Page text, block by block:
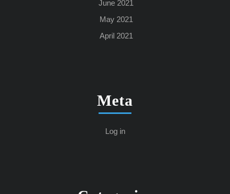
June 2021
May 2021
April 2021
Meta
Log in